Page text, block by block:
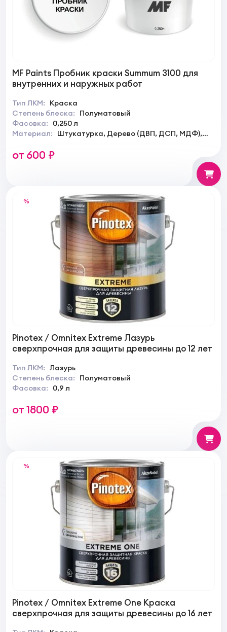
MF Paints Пробник краски Summum 3100 для
внутренних и наружных работ
Тип ЛКМ:
Краска
Степень блеска:
Полуматовый
Фасовка:
0,250 л
Материал:
от 600 ₽
%
Pinotex / Omnitex Extreme Лазурь
сверхпрочная для защиты древесины до 12 лет
Тип ЛКМ: Лазурь
Степень блеска:
Полуматовый
Фасовка:
0,9 л
от 1800 ₽
%
Pinotex / Omnitex Extreme One Краска
сверхпрочная для защиты древесины до 16 лет